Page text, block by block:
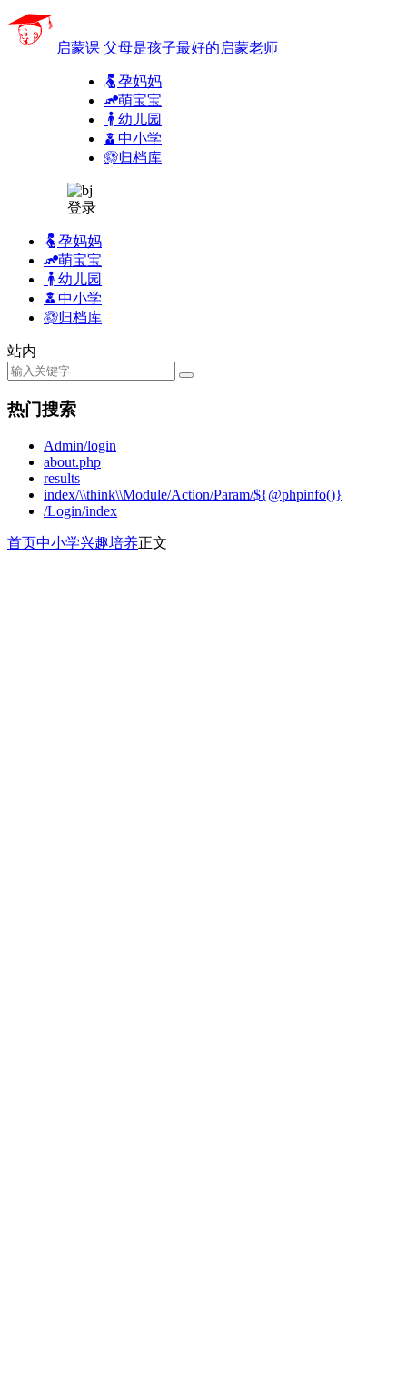
启蒙课 父母是孩子最好的启蒙老师
孕妈妈
萌宝宝
幼儿园
中小学
归档库
登录
孕妈妈
萌宝宝
幼儿园
中小学
归档库
站内
热门搜索
Admin/login
about.php
results
index/\\think\\Module/Action/Param/${@phpinfo()}
/Login/index
首页中小学兴趣培养正文